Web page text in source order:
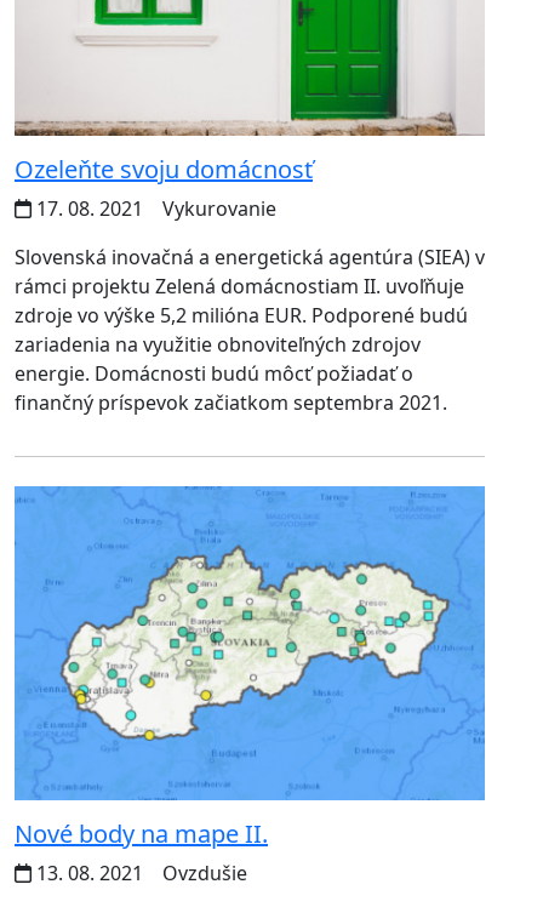
Ozeleňte svoju domácnosť
17. 08. 2021
Vykurovanie
Slovenská inovačná a energetická agentúra (SIEA) v
rámci projektu Zelená domácnostiam II. uvoľňuje
zdroje vo výške 5,2 milióna EUR. Podporené budú
zariadenia na využitie obnoviteľných zdrojov
energie. Domácnosti budú môcť požiadať o
finančný príspevok začiatkom septembra 2021.
Nové body na mape II.
13. 08. 2021
Ovzdušie